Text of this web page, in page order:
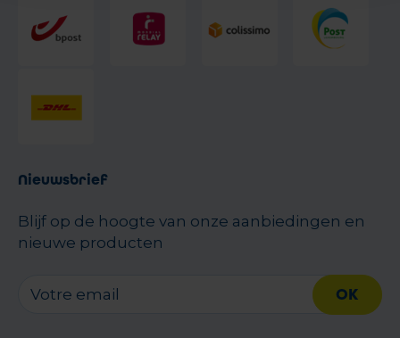
Nieuwsbrief
Blijf op de hoogte van onze aanbiedingen en
nieuwe producten
OK